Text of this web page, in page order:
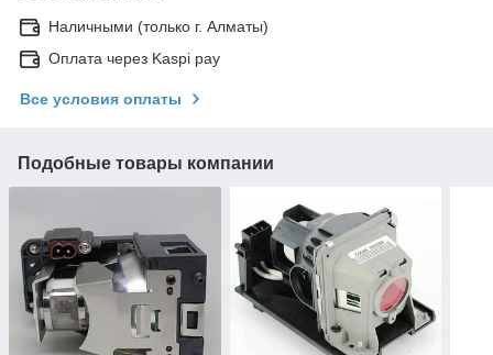
Наличными (только г. Алматы)
Оплата через Kaspi pay
Все условия оплаты
Подобные товары компании